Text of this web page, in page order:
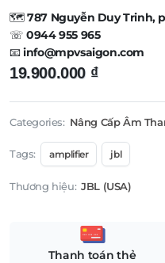
🗺️787 Nguyễn Duy Trinh,
☏0944 955 965
📧info@mpvsaigon.com
19.900.000 ₫
Categories: Nâng Cấp Âm
Tags: amplifier jbl
Thương hiệu: JBL (USA)
Thanh toán thẻ